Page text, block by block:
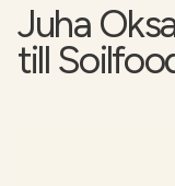
Varför
Juha
till